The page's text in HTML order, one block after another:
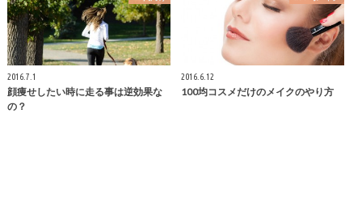
2016.7.1
顔痩せしたい時に走る事は逆効果な
の？
2016.6.12
100均コスメだけのメイクのやり方